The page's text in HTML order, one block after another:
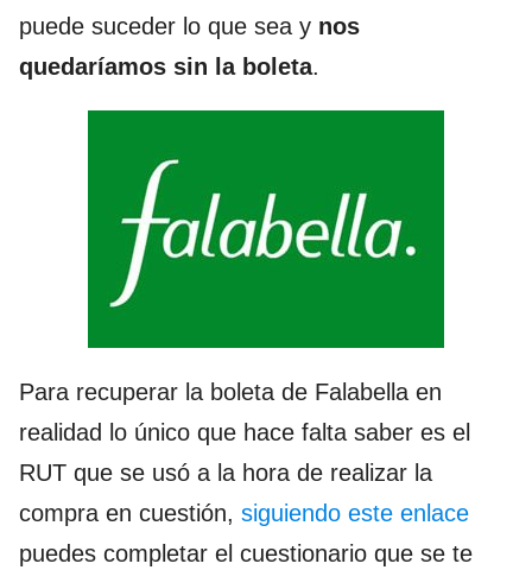
puede suceder lo que sea y nos
quedaríamos sin la boleta.
Para recuperar la boleta de Falabella en
realidad lo único que hace falta saber es el
RUT que se usó a la hora de realizar la
compra en cuestión, siguiendo este enlace
puedes completar el cuestionario que se te